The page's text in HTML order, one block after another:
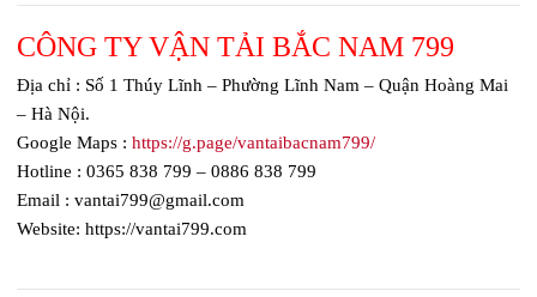
CÔNG TY VẬN TẢI BẮC NAM 799
Địa chỉ : Số 1 Thúy Lĩnh – Phường Lĩnh Nam – Quận Hoàng Mai
– Hà Nội.
Google Maps :https://g.page/vantaibacnam799/
Hotline : 0365 838 799 – 0886 838 799
Email : vantai799@gmail.com
Website: https://vantai799.com